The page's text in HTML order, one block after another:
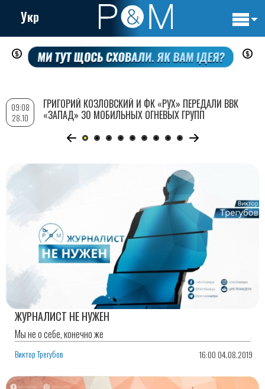
Перейти
содержанию
Укр
ЖУРНАЛИСТ НЕ НУЖЕН
Мы не о себе, конечно же
Виктор Трегубов 16:00 04.08.2019
09:08
28.10
ГРИГОРИЙ КОЗЛОВСКИЙ И ФК «РУХ» ПЕРЕДАЛИ ВВК
«ЗАПАД» 30 МОБИЛЬНЫХ ОГНЕВЫХ ГРУПП